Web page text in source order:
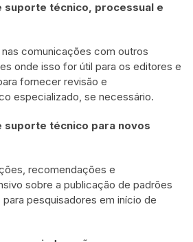
suporte técnico, processual e
comunicações com outros
onde isso for útil para os editores e
fornecer revisão e
especializado, se necessário.
suporte técnico para novos
recomendações e
sobre a publicação de padrões
pesquisadores em início de